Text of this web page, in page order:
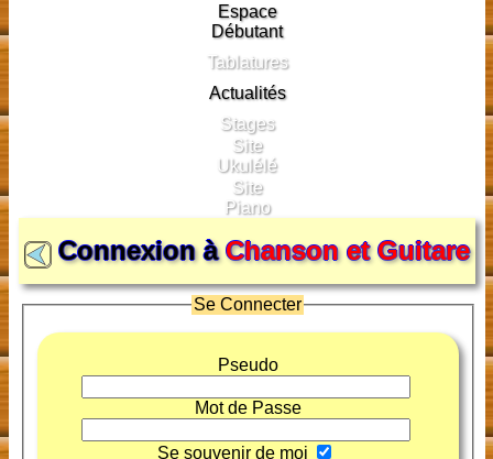
Espace
Débutant
Tablatures
Actualités
Stages
Site
Ukulélé
Site
Piano
Connexion àChanson et Guitare
Se Connecter
Pseudo
Mot de Passe
Se souvenir de moi